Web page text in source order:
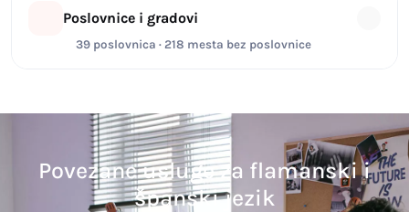
Poslovnice i gradovi
39 poslovnica · 218 mesta bez poslovnice
Povezane usluge za flamanski i
španski jezik